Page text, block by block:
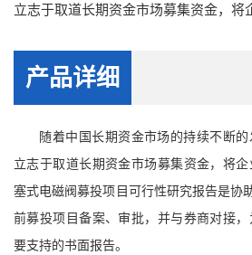
立志于取道长期资金市场募集资金，将
产品详细
随着中国长期资金市场的持续不断的
立志于取道长期资金市场募集资金，将
塞式电磁阀募投项目可行性研究报告是协
前募投项目备案、审批，并与券商对接
要支持的书面报告。